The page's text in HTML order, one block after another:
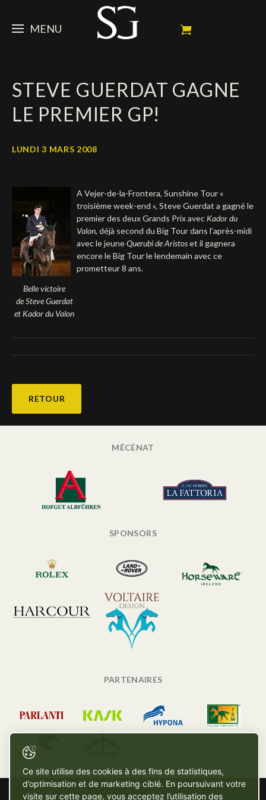
MENU
Portrait
Palmarès
Ambassadeur
ACTUALITÉ
News
Dossiers
Prochains concours
Résultats
Galeries photos
Vidéos
Contacts médias
CHEVAUX
Mes chevaux de concours
Etalon reproducteur
SPONSORS
Sponsors officiels
Partenaires officiels
Autographes
Social Newsroom
Français
English
Deutsch
STEVE GUERDAT GAGNE
LE PREMIER GP!
LUNDI 3 MARS 2008
Belle victoire
de Steve Guerdat
et Kador du Valon
A Vejer-de-la-Frontera, Sunshine Tour «
troisième week-end », Steve Guerdat a gagné le
premier des deux Grands Prix avec Kador du
Valon, déjà second du Big Tour dans l’après-midi
avec le jeuneQuerubi de Aristoset il gagnera
encore le Big Tour le lendemain avec ce
prometteur 8 ans.
RETOUR
MÉCÉNAT
SPONSORS
PARTENAIRES
Ce site utilise des cookies à des fins de statistiques,
d’optimisation et de marketing ciblé. En poursuivant votre
visite sur cette page, vous acceptez l’utilisation des